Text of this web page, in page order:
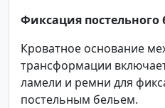
Фиксация постельного
Кроватное основание
трансформации
ламели и ремни для
постельным бельем.